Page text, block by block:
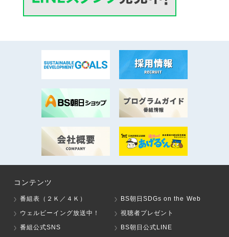
コンテンツ
番組表（２Ｋ／４Ｋ）
BS朝日SDGs on the Web
ウェルビーイング放送中！
視聴者プレゼント
番組公式SNS
BS朝日公式LINE